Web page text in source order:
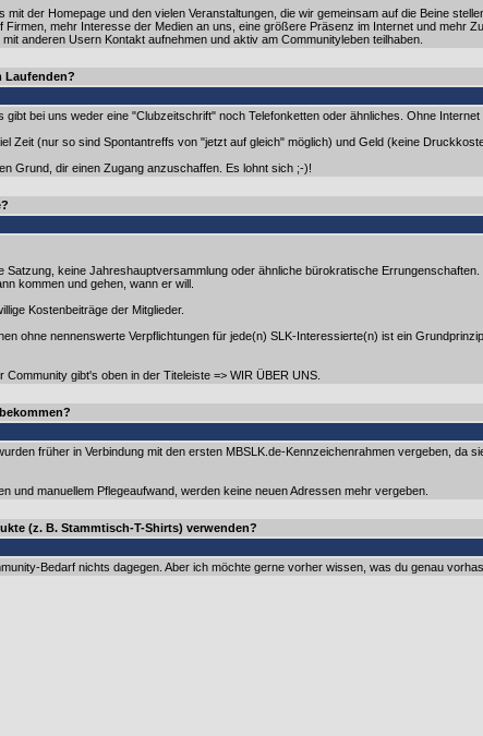
der Homepage und den vielen Veranstaltungen, die wir gemeinsam auf die Beine
mehr Interesse der Medien an uns, eine größere Präsenz im Internet und mehr
anderen Usern Kontakt aufnehmen und aktiv am Communityleben teilhaben.
Laufenden?
bei uns weder eine "Clubzeitschrift" noch Telefonketten oder ähnliches. Ohne
Zeit (nur so sind Spontantreffs von "jetzt auf gleich" möglich) und Geld (keine
Grund, dir einen Zugang anzuschaffen. Es lohnt sich ;-)!
Satzung, keine Jahreshauptversammlung oder ähnliche bürokratische
kommen und gehen, wann er will.
Kostenbeiträge der Mitglieder.
ohne nennenswerte Verpflichtungen für jede(n) SLK-Interessierte(n) ist ein
gibt's oben in der Titeleiste => WIR ÜBER UNS.
früher in Verbindung mit den ersten MBSLK.de-Kennzeichenrahmen vergeben, da
und manuellem Pflegeaufwand, werden keine neuen Adressen mehr vergeben.
(z. B. Stammtisch-T-Shirts) verwenden?
Bedarf nichts dagegen. Aber ich möchte gerne vorher wissen, was du genau